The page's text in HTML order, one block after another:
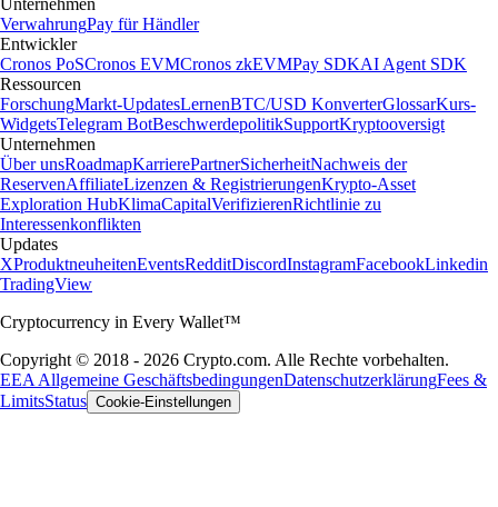
VerwahrungPay für Händler
Entwickler
Cronos PoSCronos EVMCronos zkEVMPay SDKAI Agent SDK
Ressourcen
ForschungMarkt-UpdatesLernenBTC/USD KonverterGlossarKurs-
WidgetsTelegram BotBeschwerdepolitikSupportKryptooversigt
Unternehmen
Über unsRoadmapKarrierePartnerSicherheitNachweis der
ReservenAffiliateLizenzen & RegistrierungenKrypto-Asset
Exploration HubKlimaCapitalVerifizierenRichtlinie zu
Interessenkonflikten
Updates
XProduktneuheitenEventsRedditDiscordInstagramFacebookLinkedin
TradingView
Cryptocurrency in Every Wallet™
Copyright © 2018 - 2026 Crypto.com. Alle Rechte vorbehalten.
EEA Allgemeine GeschäftsbedingungenDatenschutzerklärungFees &
LimitsStatus Cookie-Einstellungen